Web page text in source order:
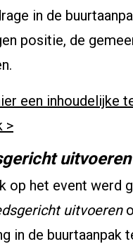
in de
positie, de
een inhoudelijke
>
uitvoeren
op het event werd
uitvoeren
in de buurtaanpak